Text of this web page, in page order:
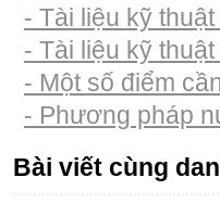
- Tài liệu kỹ
- Tài liệu kỹ
- Một số điểm
- Phương pháp
Bài viết cùng